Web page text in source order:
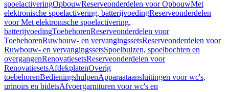
spoelactiveringOpbouwReserveonderdelen voor OpbouwMet
elektronische spoelactivering, batterijvoedingReserveonderdelen
voor Met elektronische spoelactivering,
batterijvoedingToebehorenReserveonderdelen voor
ToebehorenRuwbouw- en vervangingssetsReserveonderdelen voor
Ruwbouw- en vervangingssetsSpoelbuizen, spoelbochten en
overgangenRenovatiesetsReserveonderdelen voor
RenovatiesetsAfdekplatenOverig
toebehorenBedieningshulpenApparaataansluitingen voor wc's,
urinoirs en bidetsAfvoergarnituren voor wc's en